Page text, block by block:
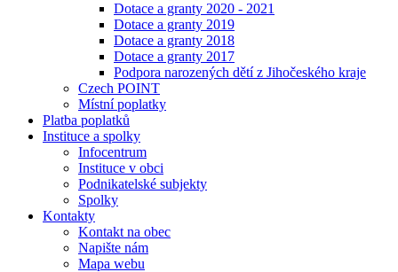
Dotace a granty 2020 - 2021
Dotace a granty 2019
Dotace a granty 2018
Dotace a granty 2017
Podpora narozených dětí z Jihočeského kraje
Czech POINT
Místní poplatky
Platba poplatků
Instituce a spolky
Infocentrum
Instituce v obci
Podnikatelské subjekty
Spolky
Kontakty
Kontakt na obec
Napište nám
Mapa webu